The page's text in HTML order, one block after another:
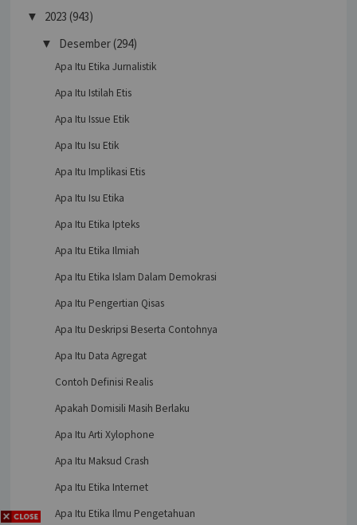
▼ 2023 (943)
▼ Desember (294)
Apa Itu Etika Jurnalistik
Apa Itu Istilah Etis
Apa Itu Issue Etik
Apa Itu Isu Etik
Apa Itu Implikasi Etis
Apa Itu Isu Etika
Apa Itu Etika Ipteks
Apa Itu Etika Ilmiah
Apa Itu Etika Islam Dalam Demokrasi
Apa Itu Pengertian Qisas
Apa Itu Deskripsi Beserta Contohnya
Apa Itu Data Agregat
Contoh Definisi Realis
Apakah Domisili Masih Berlaku
Apa Itu Arti Xylophone
Apa Itu Maksud Crash
Apa Itu Etika Internet
Apa Itu Etika Ilmu Pengetahuan